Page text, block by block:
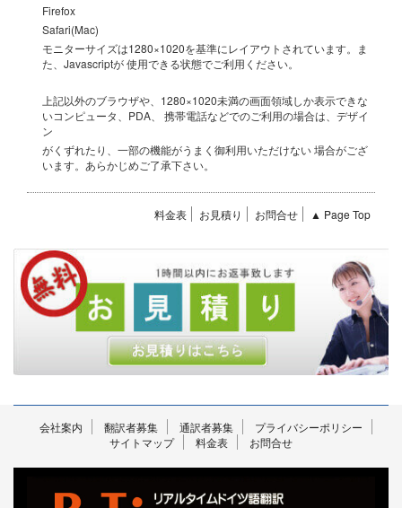
Firefox
Safari(Mac)
モニターサイズは1280×1020を基準にレイアウトされています。ま
た、Javascriptが 使用できる状態でご利用ください。
上記以外のブラウザや、1280×1020未満の画面領域しか表示できな
いコンピュータ、PDA、 携帯電話などでのご利用の場合は、デザイ
ン
がくずれたり、一部の機能がうまく御利用いただけない 場合がござ
います。あらかじめご了承下さい。
料金表 お見積り お問合せ ▲ Page Top
会社案内 翻訳者募集 通訳者募集
プライバシーポリシー
サイトマップ
料金表 お問合せ